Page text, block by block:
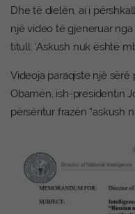
Dhe të dielën, ai i
një video të gjeneruar
titull: ‘Askush nuk është
Videoja paraqiste një
Obamën, ish-presidentin
përsëritur frazën “askush